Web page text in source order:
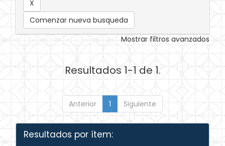
Comenzar nueva busqueda
Mostrar filtros avanzados
Resultados 1-1 de 1.
Anterior 1 Siguiente
Resultados por ítem: